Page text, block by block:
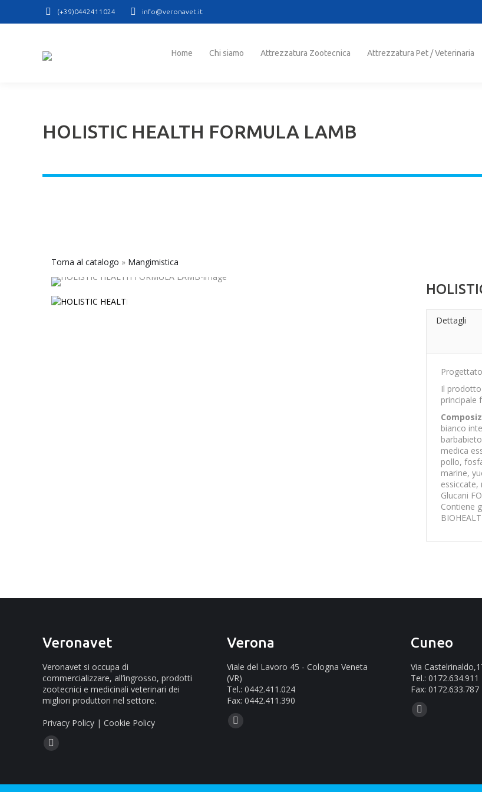
(+39)0442411024 info@veronavet.it
Home Chi siamo Attrezzatura Zootecnica Attrezzatura Pet / Veterinaria
HOLISTIC HEALTH FORMULA LAMB
Torna al catalogo Mangimistica
Dettagli
Il
principale
bianco
medica
pollo,
marine,
Glucani
Contiene
Veronavet
Veronavet si occupa di
commercializzare, all’ingrosso, prodotti
zootecnici e medicinali veterinari dei
migliori produttori nel settore.
Privacy Policy | Cookie Policy
Ci puoi trovare su:
Facebook
Verona
Viale del Lavoro 45 - Cologna Veneta
(VR)
Tel.: 0442.411.024
Fax: 0442.411.390
Ci puoi trovare su:
Mail
Cuneo
Via
Tel.: 0172.634.911
Fax: 0172.633.787
Ci puoi trovare su:
Mail